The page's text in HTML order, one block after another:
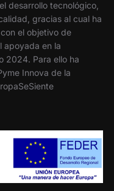
desarrollo tecnológico,
gracias al cual ha
el objetivo de
apoyada en la
2024. Para ello ha
Innova de la